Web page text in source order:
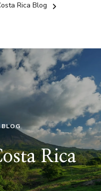
Rica Blog
Rica